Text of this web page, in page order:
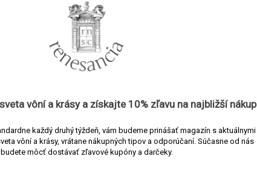
Súvisiaci tovar
vôní a krásy a získajte 10% zľavu na najbližší nákup
každý druhý týždeň, vám budeme prinášať magazín s aktuálnymi
vôní a krásy, vrátane nákupných tipov a odporúčaní. Súčasne od nás
budete môcť dostávať zľavové kupóny a darčeky.